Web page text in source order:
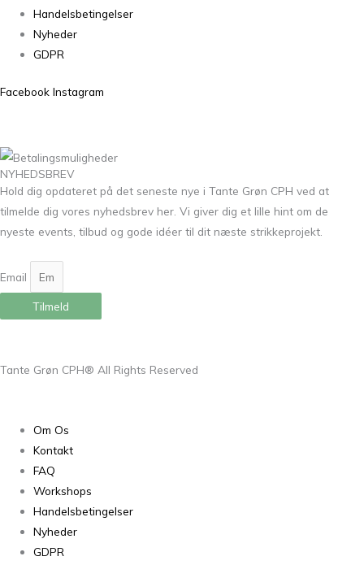
Handelsbetingelser
Nyheder
GDPR
Facebook Instagram
NYHEDSBREV
Hold dig opdateret på det seneste nye i Tante Grøn CPH ved at
tilmelde dig vores nyhedsbrev her. Vi giver dig et lille hint om de
nyeste events, tilbud og gode idéer til dit næste strikkeprojekt.
Email
Tilmeld
Tante Grøn CPH® All Rights Reserved
Om Os
Kontakt
FAQ
Workshops
Handelsbetingelser
Nyheder
GDPR